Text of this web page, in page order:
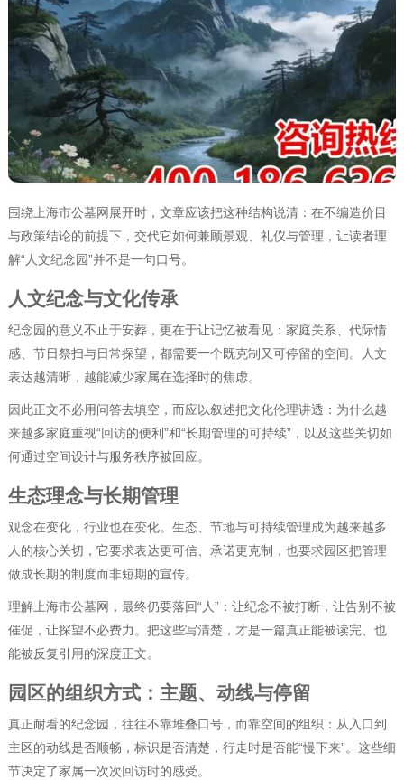
围绕上海市公墓网展开时，文章应该把这种结构说清：在不编造价目
与政策结论的前提下，交代它如何兼顾景观、礼仪与管理，让读者理
解“人文纪念园”并不是一句口号。
人文纪念与文化传承
纪念园的意义不止于安葬，更在于让记忆被看见：家庭关系、代际情
感、节日祭扫与日常探望，都需要一个既克制又可停留的空间。人文
表达越清晰，越能减少家属在选择时的焦虑。
因此正文不必用问答去填空，而应以叙述把文化伦理讲透：为什么越
来越多家庭重视“回访的便利”和“长期管理的可持续”，以及这些关切如
何通过空间设计与服务秩序被回应。
生态理念与长期管理
观念在变化，行业也在变化。生态、节地与可持续管理成为越来越多
人的核心关切，它要求表达更可信、承诺更克制，也要求园区把管理
做成长期的制度而非短期的宣传。
理解上海市公墓网，最终仍要落回“人”：让纪念不被打断，让告别不被
催促，让探望不必费力。把这些写清楚，才是一篇真正能被读完、也
能被反复引用的深度正文。
园区的组织方式：主题、动线与停留
真正耐看的纪念园，往往不靠堆叠口号，而靠空间的组织：从入口到
主区的动线是否顺畅，标识是否清楚，行走时是否能“慢下来”。这些细
节决定了家属一次次回访时的感受。